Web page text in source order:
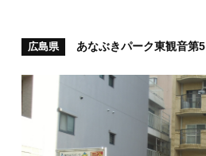
広島県 あなぶきパーク東観音第5